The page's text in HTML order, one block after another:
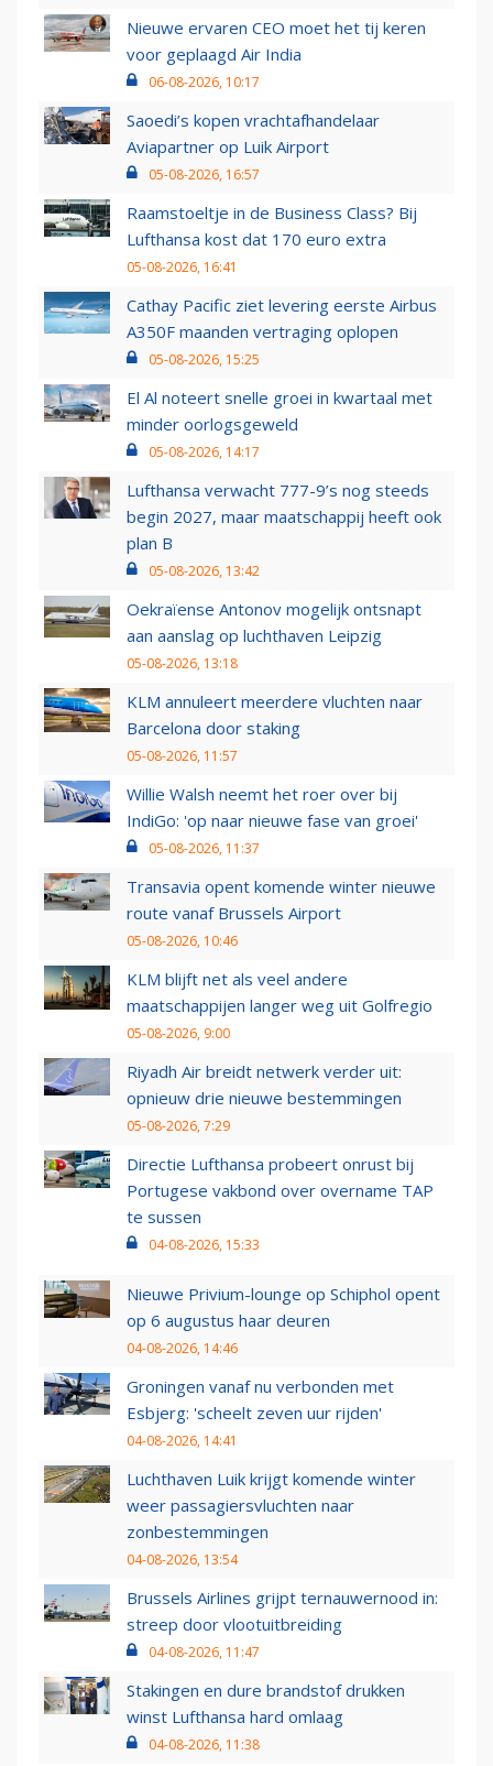
Nieuwe ervaren CEO moet het tij keren
voor geplaagd Air India
06-08-2026, 10:17
Saoedi’s kopen vrachtafhandelaar
Aviapartner op Luik Airport
05-08-2026, 16:57
Raamstoeltje in de Business Class? Bij
Lufthansa kost dat 170 euro extra
05-08-2026, 16:41
Cathay Pacific ziet levering eerste Airbus
A350F maanden vertraging oplopen
05-08-2026, 15:25
El Al noteert snelle groei in kwartaal met
minder oorlogsgeweld
05-08-2026, 14:17
Lufthansa verwacht 777-9’s nog steeds
begin 2027, maar maatschappij heeft ook
plan B
05-08-2026, 13:42
Oekraïense Antonov mogelijk ontsnapt
aan aanslag op luchthaven Leipzig
05-08-2026, 13:18
KLM annuleert meerdere vluchten naar
Barcelona door staking
05-08-2026, 11:57
Willie Walsh neemt het roer over bij
IndiGo: 'op naar nieuwe fase van groei'
05-08-2026, 11:37
Transavia opent komende winter nieuwe
route vanaf Brussels Airport
05-08-2026, 10:46
KLM blijft net als veel andere
maatschappijen langer weg uit Golfregio
05-08-2026, 9:00
Riyadh Air breidt netwerk verder uit:
opnieuw drie nieuwe bestemmingen
05-08-2026, 7:29
Directie Lufthansa probeert onrust bij
Portugese vakbond over overname TAP
te sussen
04-08-2026, 15:33
Nieuwe Privium-lounge op Schiphol opent
op 6 augustus haar deuren
04-08-2026, 14:46
Groningen vanaf nu verbonden met
Esbjerg: 'scheelt zeven uur rijden'
04-08-2026, 14:41
Luchthaven Luik krijgt komende winter
weer passagiersvluchten naar
zonbestemmingen
04-08-2026, 13:54
Brussels Airlines grijpt ternauwernood in:
streep door vlootuitbreiding
04-08-2026, 11:47
Stakingen en dure brandstof drukken
winst Lufthansa hard omlaag
04-08-2026, 11:38